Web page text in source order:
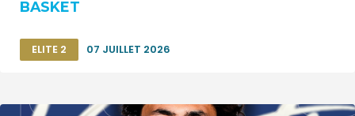
BASKET
ELITE 2 07 JUILLET 2026